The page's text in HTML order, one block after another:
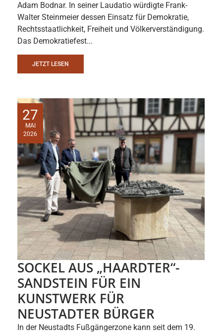
Adam Bodnar. In seiner Laudatio würdigte Frank-
Walter Steinmeier dessen Einsatz für Demokratie,
Rechtsstaatlichkeit, Freiheit und Völkerverständigung.
Das Demokratiefest...
JETZT LESEN
27
MAI
2026
SOCKEL AUS „HAARDTER“-
SANDSTEIN FÜR EIN
KUNSTWERK FÜR
NEUSTADTER BÜRGER
In der Neustadts Fußgängerzone kann seit dem 19.